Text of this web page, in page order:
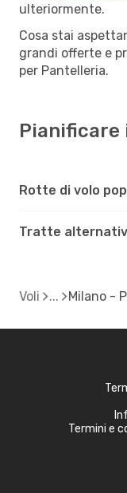
ulteriormente.
Cosa stai
grandi offerte e
per Pantelleria.
Pianificare
Rotte di volo
Tratte
Voli Milano -
Termini e